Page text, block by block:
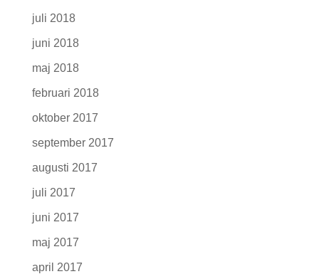
juli 2018
juni 2018
maj 2018
februari 2018
oktober 2017
september 2017
augusti 2017
juli 2017
juni 2017
maj 2017
april 2017